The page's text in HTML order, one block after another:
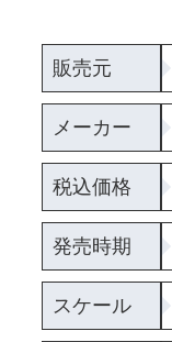
販売元
メーカー
税込価格
発売時期
スケール